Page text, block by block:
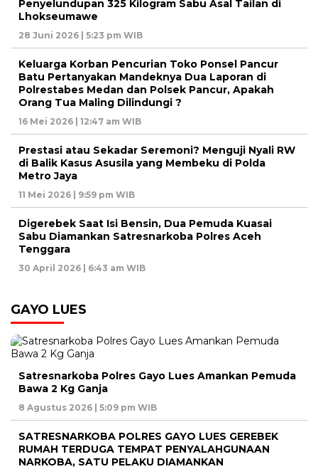
Penyelundupan 325 Kilogram Sabu Asal Tailan di
Lhokseumawe
28 Juni 2026 | 5:23 pm WIB
Keluarga Korban Pencurian Toko Ponsel Pancur
Batu Pertanyakan Mandeknya Dua Laporan di
Polrestabes Medan dan Polsek Pancur, Apakah
Orang Tua Maling Dilindungi ?
16 Mei 2026 | 12:47 am WIB
Prestasi atau Sekadar Seremoni? Menguji Nyali RW
di Balik Kasus Asusila yang Membeku di Polda
Metro Jaya
11 Mei 2026 | 9:59 pm WIB
Digerebek Saat Isi Bensin, Dua Pemuda Kuasai
Sabu Diamankan Satresnarkoba Polres Aceh
Tenggara
30 April 2026 | 6:43 am WIB
GAYO LUES
Satresnarkoba Polres Gayo Lues Amankan Pemuda
Bawa 2 Kg Ganja
8 Agustus 2026 | 5:09 pm WIB
SATRESNARKOBA POLRES GAYO LUES GEREBEK
RUMAH TERDUGA TEMPAT PENYALAHGUNAAN
NARKOBA, SATU PELAKU DIAMANKAN